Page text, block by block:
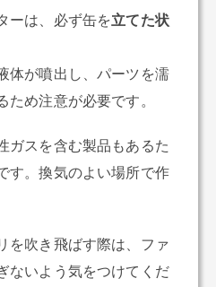
ーは、必ず缶を立てた状
体が噴出し、パーツを濡
ため注意が必要です。
スを含む製品もあるた
す。換気のよい場所で作
を吹き飛ばす際は、ファ
ないよう気をつけてくだ